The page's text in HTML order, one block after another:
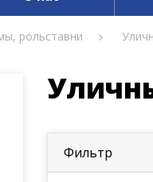
рольставни
Фильтр